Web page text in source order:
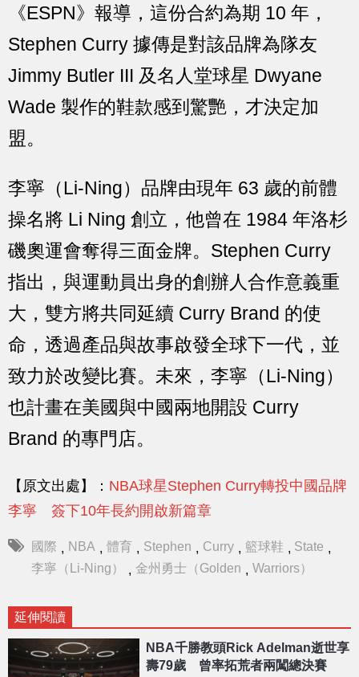
《ESPN》報導，這份合約為期 10 年，
Stephen Curry 據傳是對該品牌為隊友
Jimmy Butler III 及名人堂球星 Dwyane
Wade 製作的鞋款感到驚艷，才決定加
盟。
李寧（Li-Ning）品牌由現年 63 歲的前體
操名將 Li Ning 創立，他曾在 1984 年洛杉
磯奧運會奪得三面金牌。Stephen Curry
指出，與運動員出身的創辦人合作意義重
大，雙方將共同延續 Curry Brand 的使
命，透過產品與故事啟發全球下一代，並
致力於改變比賽。未來，李寧（Li-Ning）
也計畫在美國與中國兩地開設 Curry
Brand 的專門店。
【原文出處】： NBA球星Stephen Curry轉投中國品牌
李寧 簽下10年長約開啟新篇章
國際 , NBA , 體育 , Stephen , Curry , 籃球鞋 , State ,
李寧（Li-Ning）
, 金州勇士（Golden , Warriors）
延伸閱讀
NBA千勝教頭Rick Adelman逝世享
壽79歲 曾率拓荒者兩闖總決賽